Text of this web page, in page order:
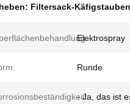
Filtersack-
Elektrospray
Runde
- Ja, das ist